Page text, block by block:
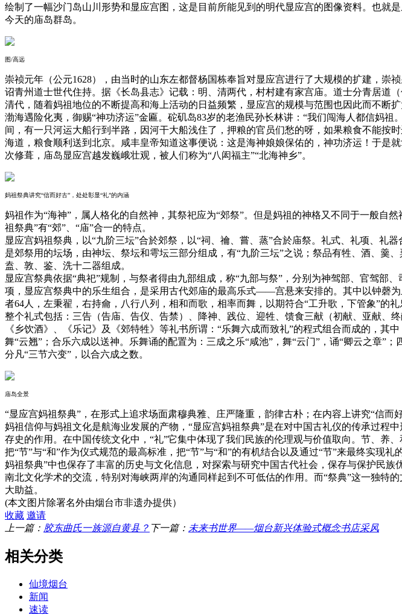
绘制了一幅沙门岛山川形势和显应宫图，这是目前所能见到的明代显应宫的图像资料。也就
今天的庙岛群岛。
图/高远
崇祯元年（公元1628），由当时的山东左都督杨国栋奉旨对显应宫进行了大规模的扩建，崇
诏青州道士世代住持。据《长岛县志》记载：明、清两代，村村建有家宫庙。道士分青居道
清代，随着妈祖地位的不断提高和海上活动的日益频繁，显应宫的规模与范围也因此而不断
渤海遇险化夷，御赐“神功济运”金匾。砣矶岛83岁的老渔民孙长林讲：“我们闯海人都信妈
间，有一只河运大船行到半路，因河干大船浅住了，押粮的官员们愁的呀，如果粮食不能按
海道，粮食顺利送到北京。咸丰皇帝知道这事便说：这是海神娘娘保佑的，神功济运！于是
次修葺，庙岛显应宫越发巍峨壮观，被人们称为“八闳福主”“北海神乡”。
妈祖祭典讲究“信而好古”，处处彰显“礼”的内涵
妈祖作为“海神”，属人格化的自然神，其祭祀应为“郊祭”。但是妈祖的神格又不同于一般自
祖祭典”有“郊”、“庙”合一的特点。
显应宫妈祖祭典，以“九阶三坛”合於郊祭，以“祠、禴、嘗、蒸”合於庙祭。礼式、礼项、礼
是郊祭用的坛场，由神坛、祭坛和雩坛三部分组成，有“九阶三坛”之说；祭品有牲、酒、羹
盍、敦、鉴、洗十二器组成。
显应宫祭典依据“典祀”规制，与祭者得由九部组成，称“九部与祭”，分别为神驾部、官驾部
项，显应宫祭典中的乐生组合，是采用古代郊庙的最高乐式——宫悬来安排的。其中以钟磬
者64人，左秉翟，右持龠，八行八列，相和而歌，相率而舞，以期符合“工升歌，下管象”的礼
整个礼式包括：三告（告庙、告仪、告禁）、降神、践位、迎牲、馈食三献（初献、亚献、
《乡饮酒》、《乐记》及《郊特牲》等礼书所谓：“乐舞六成而致礼”的程式组合而成的，其
舞“云翘”；合乐六成以送神。乐舞诵的配置为：三成之乐“咸池”，舞“云门”，诵“卿云之章”
分凡“三节六变”，以合六成之数。
庙岛全景
“显应宫妈祖祭典”，在形式上追求场面肃穆典雅、庄严隆重，韵律古朴；在内容上讲究“信而
妈祖信仰与妈祖文化是航海业发展的产物，“显应宫妈祖祭典”是在对中国古礼仪的传承过程
存史的作用。在中国传统文化中，“礼”它集中体现了我们民族的伦理观与价值取向。节、养
把“节”与“和”作为仪式规范的最高标准，把“节”与“和”的有机结合以及通过“节”来最终实现
妈祖祭典”中也保存了丰富的历史与文化信息，对探索与研究中国古代社会，保存与保护民
南北文化学术的交流，特别对海峡两岸的沟通同样起到不可低估的作用。而“祭典”这一独
大助益。
(本文图片除署名外由烟台市非遗办提供）
收藏 邀请
上一篇： 胶东曲氏一族源自黄县？ 下一篇： 未来书世界——烟台新兴体验式概念书店采风
相关分类
仙境烟台
新闻
速读